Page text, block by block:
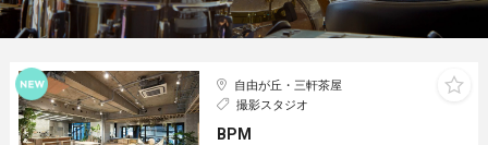
自由が丘・三軒茶屋
撮影スタジオ
BPM